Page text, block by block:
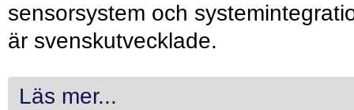
sensorsystem och
är svenskutvecklade.
Läs mer...